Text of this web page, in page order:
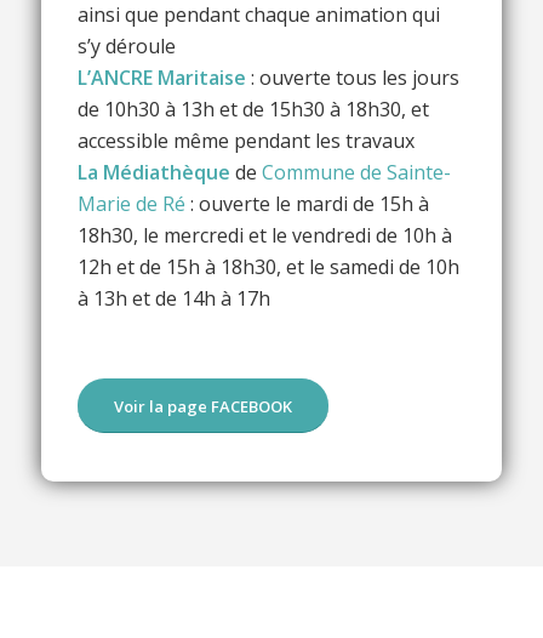
ainsi que pendant chaque animation qui
s’y déroule
L’ANCRE Maritaise : ouverte tous les jours
de 10h30 à 13h et de 15h30 à 18h30, et
accessible même pendant les travaux
La Médiathèque de Commune de Sainte-
Marie de Ré : ouverte le mardi de 15h à
18h30, le mercredi et le vendredi de 10h à
12h et de 15h à 18h30, et le samedi de 10h
à 13h et de 14h à 17h
Voir la page FACEBOOK